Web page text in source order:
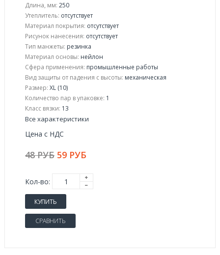
Длина, мм: 250
Утеплитель: отсутствует
Материал покрытия: отсутствует
Рисунок нанесения: отсутствует
Тип манжеты: резинка
Материал основы: нейлон
Сфера применения: промышленные работы
Вид защиты от падения с высоты: механическая
Размер: XL (10)
Количество пар в упаковке: 1
Класс вязки: 13
Все характеристики
Цена с НДС
48 РУБ 59 РУБ
Кол-во:
КУПИТЬ
СРАВНИТЬ